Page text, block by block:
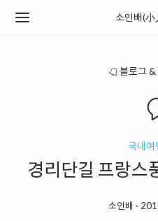
소인배(
블로그 &
국내여
경리단길 프랑스
소인배 ·